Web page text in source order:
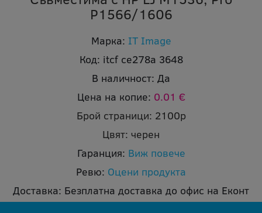
P1566/1606
Марка: IT Image
Код: itcf ce278a 3648
В наличност: Да
Цена на копие: 0.01 €
Брой страници: 2100p
Цвят: черен
Гаранция: Виж повече
Ревю: Оцени продукта
Доставка: Безплатна доставка до офис на Еконт